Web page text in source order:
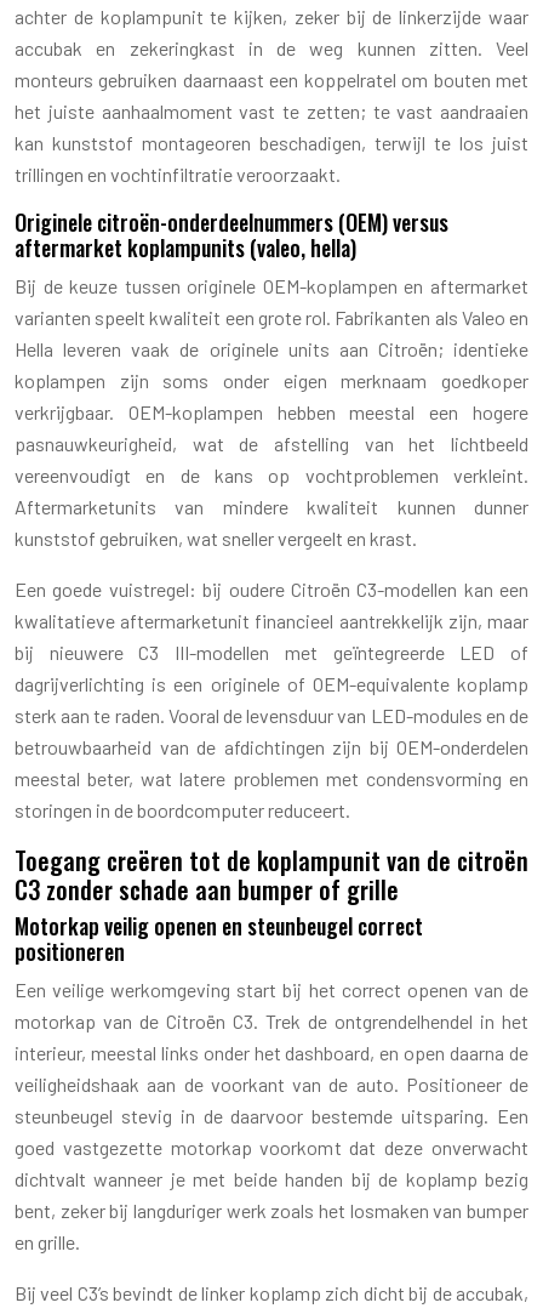
achter de koplampunit te kijken, zeker bij de linkerzijde waar
accubak en zekeringkast in de weg kunnen zitten. Veel
monteurs gebruiken daarnaast een koppelratel om bouten met
het juiste aanhaalmoment vast te zetten; te vast aandraaien
kan kunststof montageoren beschadigen, terwijl te los juist
trillingen en vochtinfiltratie veroorzaakt.
Originele citroën-onderdeelnummers (OEM) versus
aftermarket koplampunits (valeo, hella)
Bij de keuze tussen originele OEM-koplampen en aftermarket
varianten speelt kwaliteit een grote rol. Fabrikanten als Valeo en
Hella leveren vaak de originele units aan Citroën; identieke
koplampen zijn soms onder eigen merknaam goedkoper
verkrijgbaar. OEM-koplampen hebben meestal een hogere
pasnauwkeurigheid, wat de afstelling van het lichtbeeld
vereenvoudigt en de kans op vochtproblemen verkleint.
Aftermarketunits van mindere kwaliteit kunnen dunner
kunststof gebruiken, wat sneller vergeelt en krast.
Een goede vuistregel: bij oudere Citroën C3-modellen kan een
kwalitatieve aftermarketunit financieel aantrekkelijk zijn, maar
bij nieuwere C3 III-modellen met geïntegreerde LED of
dagrijverlichting is een originele of OEM-equivalente koplamp
sterk aan te raden. Vooral de levensduur van LED-modules en de
betrouwbaarheid van de afdichtingen zijn bij OEM-onderdelen
meestal beter, wat latere problemen met condensvorming en
storingen in de boordcomputer reduceert.
Toegang creëren tot de koplampunit van de citroën
C3 zonder schade aan bumper of grille
Motorkap veilig openen en steunbeugel correct
positioneren
Een veilige werkomgeving start bij het correct openen van de
motorkap van de Citroën C3. Trek de ontgrendelhendel in het
interieur, meestal links onder het dashboard, en open daarna de
veiligheidshaak aan de voorkant van de auto. Positioneer de
steunbeugel stevig in de daarvoor bestemde uitsparing. Een
goed vastgezette motorkap voorkomt dat deze onverwacht
dichtvalt wanneer je met beide handen bij de koplamp bezig
bent, zeker bij langduriger werk zoals het losmaken van bumper
en grille.
Bij veel C3’s bevindt de linker koplamp zich dicht bij de accubak,